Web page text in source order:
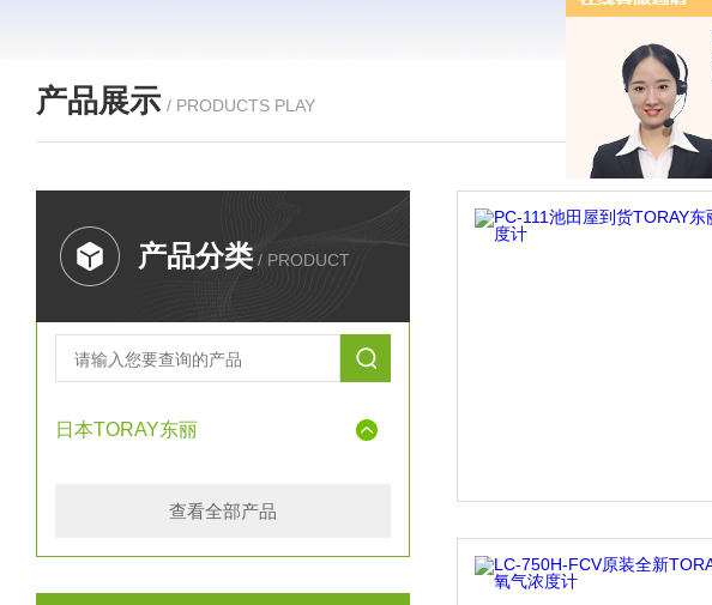
产品展示 / PRODUCTS PLAY
产品分类 / PRODUCT
日本TORAY东丽
查看全部产品